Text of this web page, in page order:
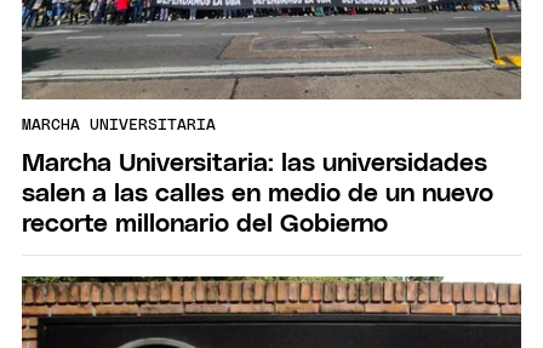
MARCHA UNIVERSITARIA
Marcha Universitaria: las universidades
salen a las calles en medio de un nuevo
recorte millonario del Gobierno